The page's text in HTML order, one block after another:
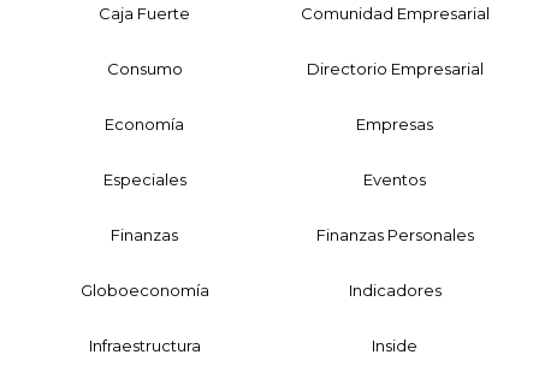
Caja Fuerte Comunidad Empresarial
Consumo Directorio Empresarial
Economía Empresas
Especiales Eventos
Finanzas Finanzas Personales
Globoeconomía Indicadores
Infraestructura Inside